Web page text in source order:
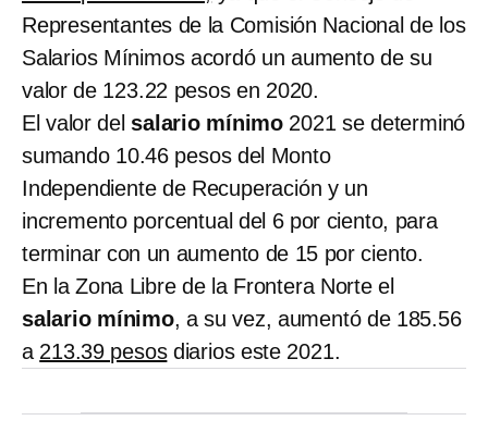
Representantes de la Comisión Nacional de los
Salarios Mínimos acordó un aumento de su
valor de 123.22 pesos en 2020.
El valor del salario mínimo 2021 se determinó
sumando 10.46 pesos del Monto
Independiente de Recuperación y un
incremento porcentual del 6 por ciento, para
terminar con un aumento de 15 por ciento.
En la Zona Libre de la Frontera Norte el
salario mínimo, a su vez, aumentó de 185.56
a 213.39 pesosdiarios este 2021.